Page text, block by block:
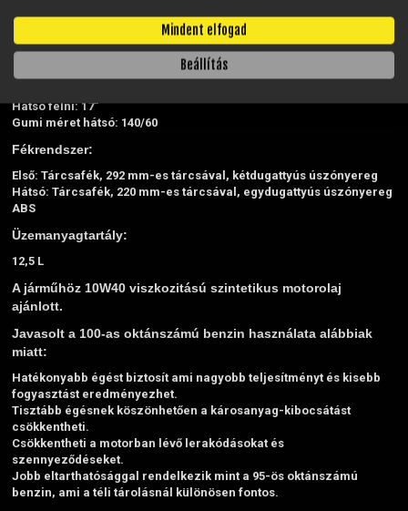
Hátsó: Központi rugóstag, 46 mm-es rugóút
Kerék és gumi méretek:
Első felni: 17"
Hátsó felni: 17"
Gumi méret hátsó: 140/60
Fékrendszer:
Első: Tárcsafék, 292 mm-es tárcsával, kétdugattyús úszónyereg
Hátsó: Tárcsafék, 220 mm-es tárcsával, egydugattyús úszónyereg
ABS
Üzemanyagtartály:
12,5 L
A járműhöz 10W40 viszkozitású szintetikus motorolaj
ajánlott.
Javasolt a 100-as oktánszámú benzin használata alábbiak
miatt:
Hatékonyabb égést biztosít ami nagyobb teljesítményt és kisebb
fogyasztást eredményezhet.
Tisztább égésnek köszönhetően a károsanyag-kibocsátást
csökkentheti.
Csökkentheti a motorban lévő lerakódásokat és
szennyeződéseket.
Jobb eltarthatósággal rendelkezik mint a 95-ös oktánszámú
benzin, ami a téli tárolásnál különösen fontos.
Mindent elfogad
Beállítás